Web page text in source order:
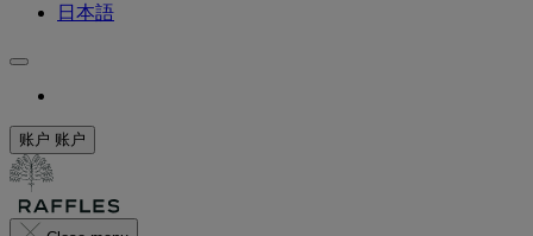
日本語
账户 账户